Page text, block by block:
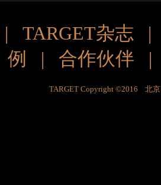
| TARGET杂志
例
| 合作伙伴
TARGET Copyright ©2016 北